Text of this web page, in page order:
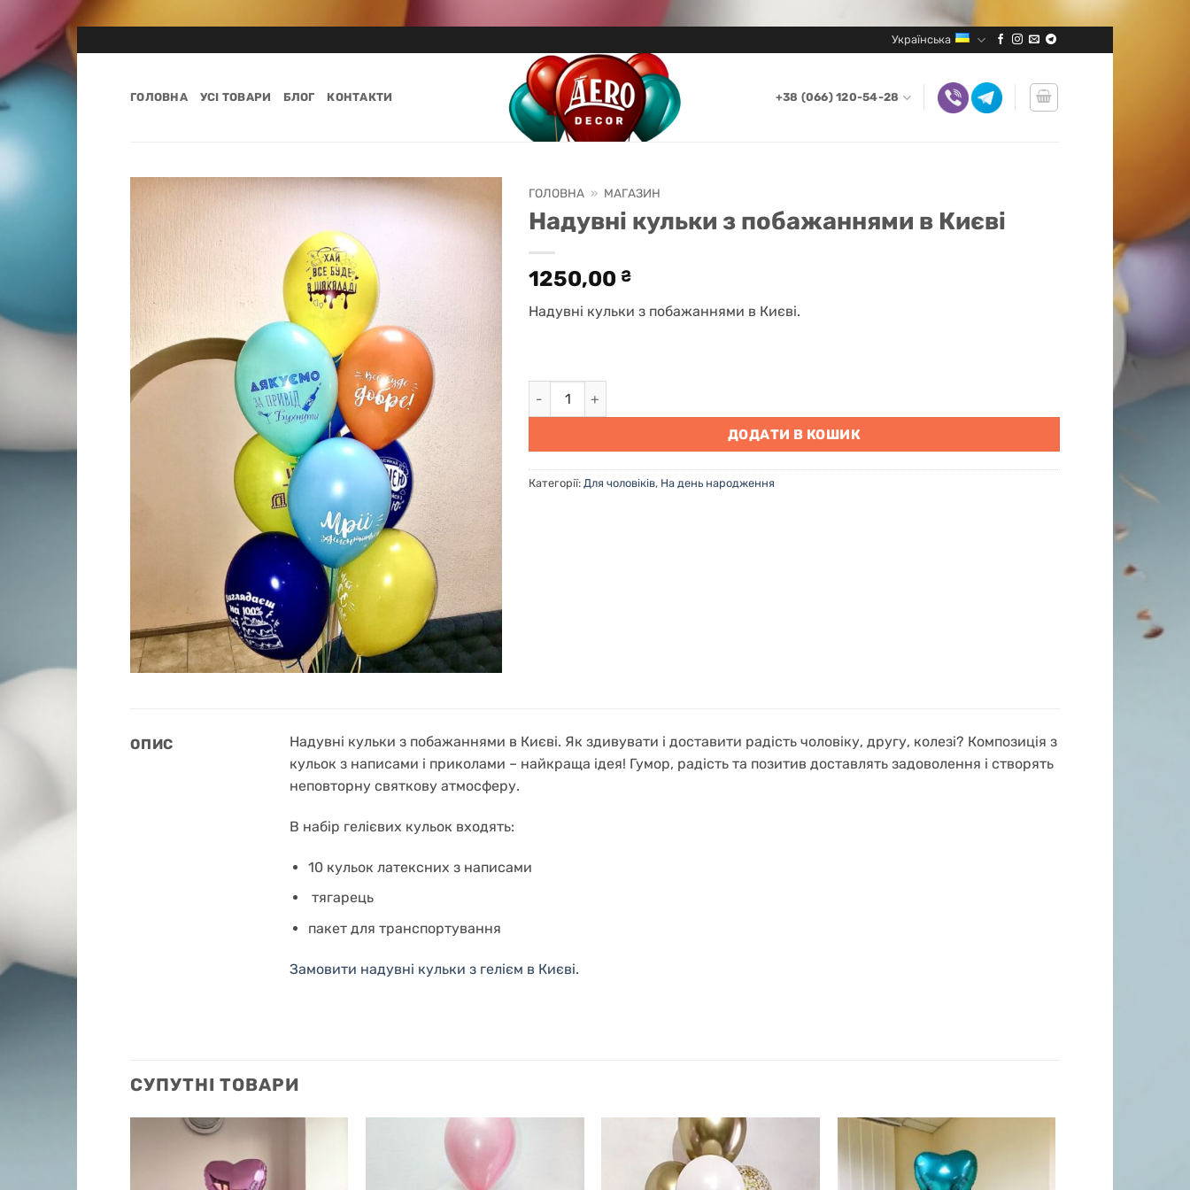
Українська
ГОЛОВНА УСІ ТОВАРИ БЛОГ КОНТАКТИ +38 (066) 120-54-28
ГОЛОВНА » МАГАЗИН
Надувні кульки з побажаннями в Києві
1250,00 ₴
Надувні кульки з побажаннями в Києві.
Надувні кульки з побажаннями в Києві кількість
ДОДАТИ В КОШИК
Категорії: Для чоловіків, На день народження
ОПИС
Надувні кульки з побажаннями в Києві. Як здивувати і доставити радість чоловіку, другу, колезі? Композиція з
кульок з написами і приколами – найкраща ідея! Гумор, радість та позитив доставлять задоволення і створять
неповторну святкову атмосферу.
В набір гелієвих кульок входять:
10 кульок латексних з написами
тягарець
пакет для транспортування
Замовити надувні кульки з гелієм в Києві.
СУПУТНІ ТОВАРИ